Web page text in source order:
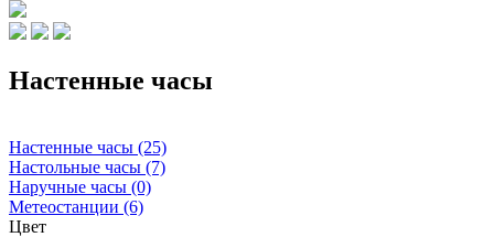
Настенные часы
Настенные часы (25)
Настольные часы (7)
Наручные часы (0)
Метеостанции (6)
Цвет